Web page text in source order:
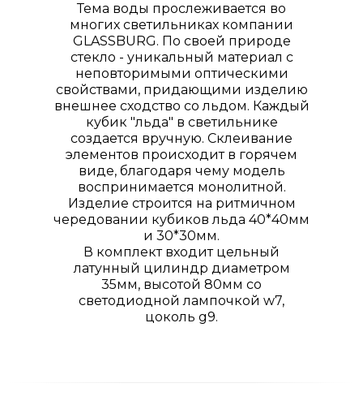
Тема воды прослеживается во
многих светильниках компании
GLASSBURG. По своей природе
стекло - уникальный материал с
неповторимыми оптическими
свойствами, придающими изделию
внешнее сходство со льдом. Каждый
кубик "льда" в светильнике
создается вручную. Склеивание
элементов происходит в горячем
виде, благодаря чему модель
воспринимается монолитной.
Изделие строится на ритмичном
чередовании кубиков льда 40*40мм
и 30*30мм.
В комплект входит цельный
латунный цилиндр диаметром
35мм, высотой 80мм со
светодиодной лампочкой w7,
цоколь g9.
Войти